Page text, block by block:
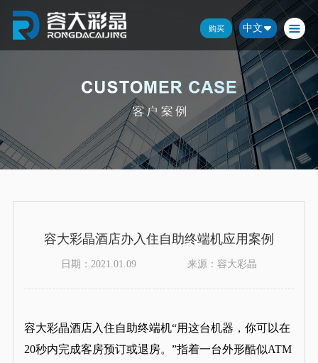
购买 中文
容大彩晶酒店办入住自助终端机应用案例
日期：2021.01.09 来源：容大彩晶
容大彩晶酒店入住自助终端机“用这台机器，你可以在
20秒内完成客房预订或退房。”指着一台外形酷似ATM